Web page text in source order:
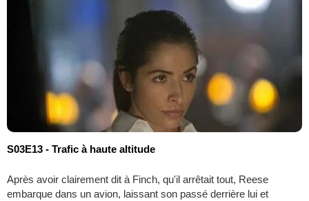
S03E13 - Trafic à haute altitude
Après avoir clairement dit à Finch, qu'il arrêtait tout, Reese
embarque dans un avion, laissant son passé derrière lui et